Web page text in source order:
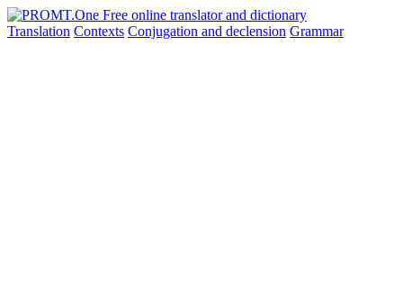
Translation Contexts Conjugation and declension Grammar